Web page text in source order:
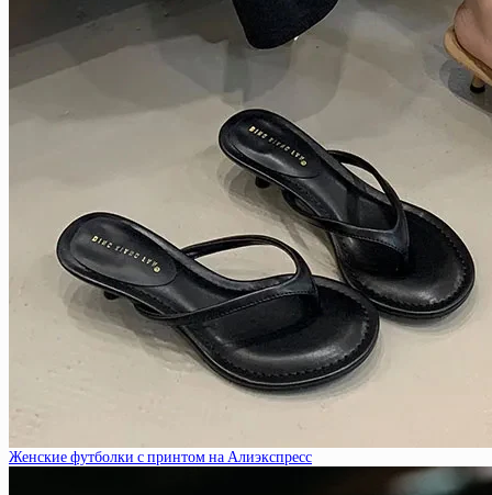
Женские футболки с принтом на Алиэкспресс